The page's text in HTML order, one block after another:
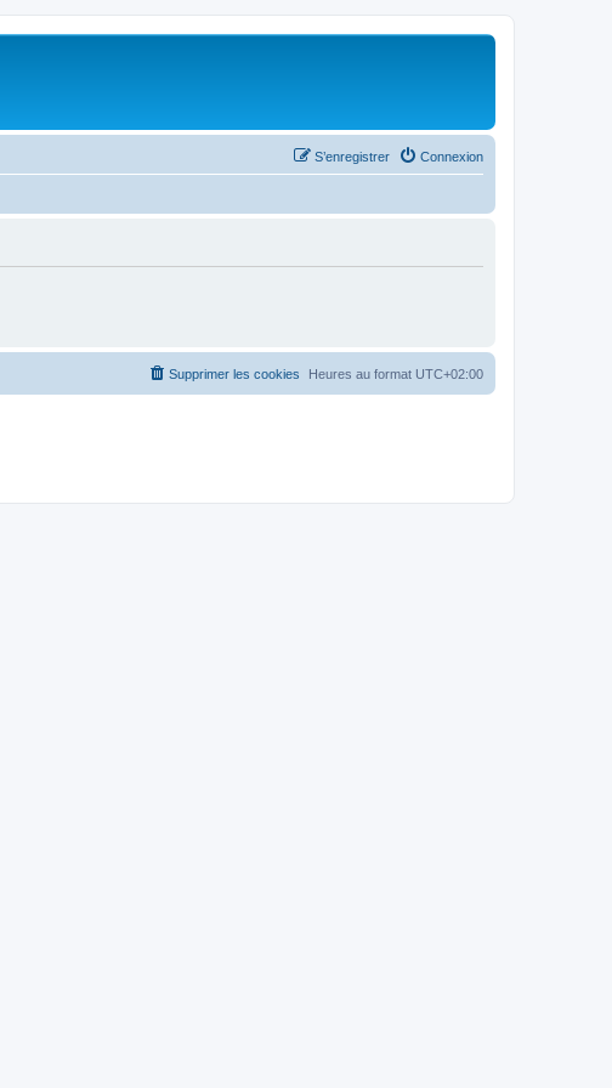
Connexion
S’enregistrer
Heures au format UTC+02:00
Supprimer les cookies